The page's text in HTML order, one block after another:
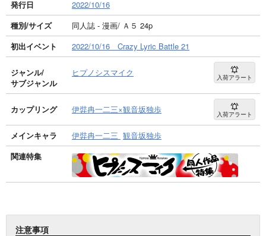
発行日
2022/10/16
種別/サイズ
同人誌 - 漫画/ Ａ５ 24p
初出イベント
2022/10/16 Crazy Lyric Battle 21
ジャンル/
サブジャンル
ヒプノシスマイク 入荷アラート
カップリング 伊弉冉一二三×観音坂独歩 入荷アラート
メインキャラ 伊弉冉一二三 観音坂独歩
関連特集
注意事項